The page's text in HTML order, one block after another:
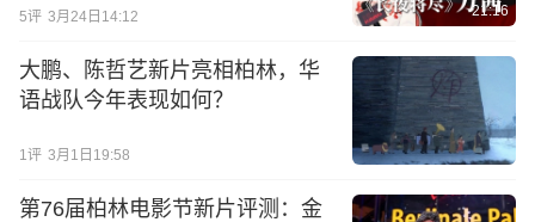
5评 3月24日14:12 21:16
大鹏、陈哲艺新片亮相柏林，华
语战队今年表现如何？
1 评 3月1日19:58
第76届柏林电影节新片评测：金